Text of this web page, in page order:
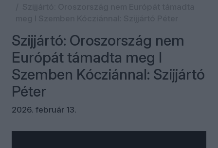
Szijjártó: Oroszország nem
Európát támadta meg l
Szemben Kócziánnal: Szijjártó
Péter
2026. február 13.